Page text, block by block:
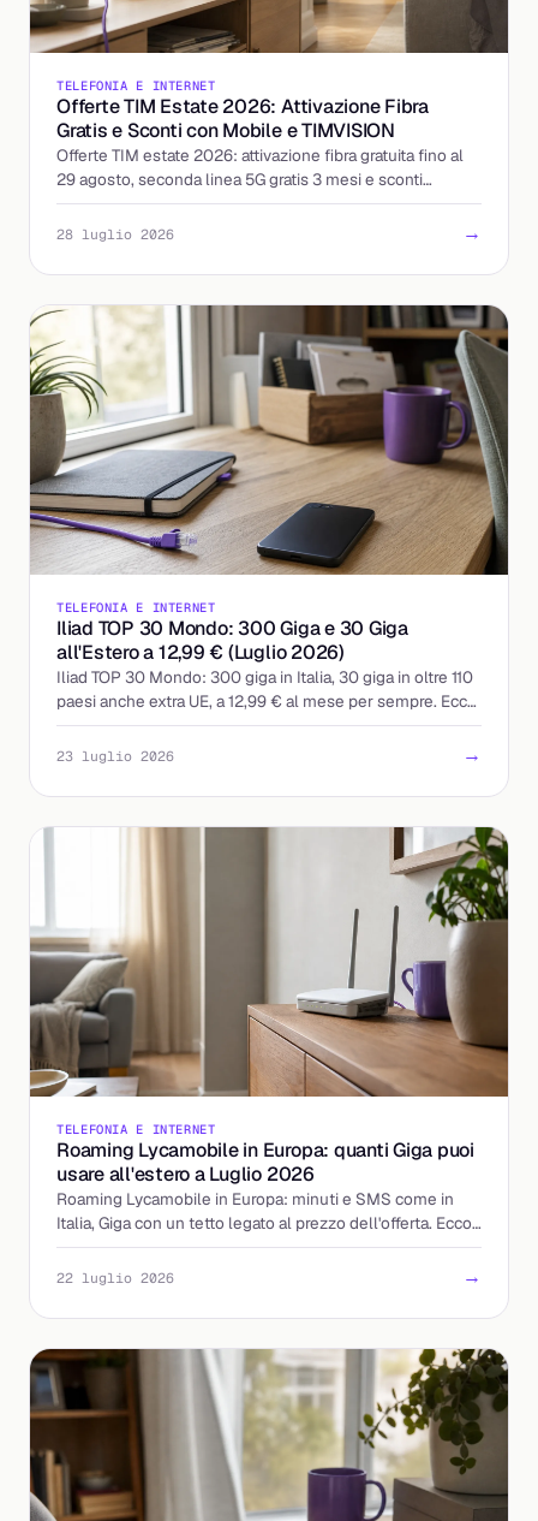
TELEFONIA E INTERNET
Offerte TIM Estate 2026: Attivazione Fibra
Gratis e Sconti con Mobile e TIMVISION
Offerte TIM estate 2026: attivazione fibra gratuita fino al
29 agosto, seconda linea 5G gratis 3 mesi e sconti
abbinando mobile e TIMVISION. I dettagli.
28 luglio 2026 →
TELEFONIA E INTERNET
Iliad TOP 30 Mondo: 300 Giga e 30 Giga
all'Estero a 12,99 € (Luglio 2026)
Iliad TOP 30 Mondo: 300 giga in Italia, 30 giga in oltre 110
paesi anche extra UE, a 12,99 € al mese per sempre. Ecco
cosa include e a chi conviene.
23 luglio 2026 →
TELEFONIA E INTERNET
Roaming Lycamobile in Europa: quanti Giga puoi
usare all'estero a Luglio 2026
Roaming Lycamobile in Europa: minuti e SMS come in
Italia, Giga con un tetto legato al prezzo dell'offerta. Ecco
come calcolare la tua soglia prima di partire.
22 luglio 2026 →